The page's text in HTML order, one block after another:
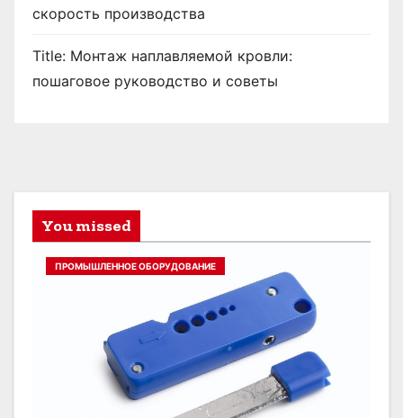
скорость производства
Title: Монтаж наплавляемой кровли:
пошаговое руководство и советы
You missed
ПРОМЫШЛЕННОЕ ОБОРУДОВАНИЕ